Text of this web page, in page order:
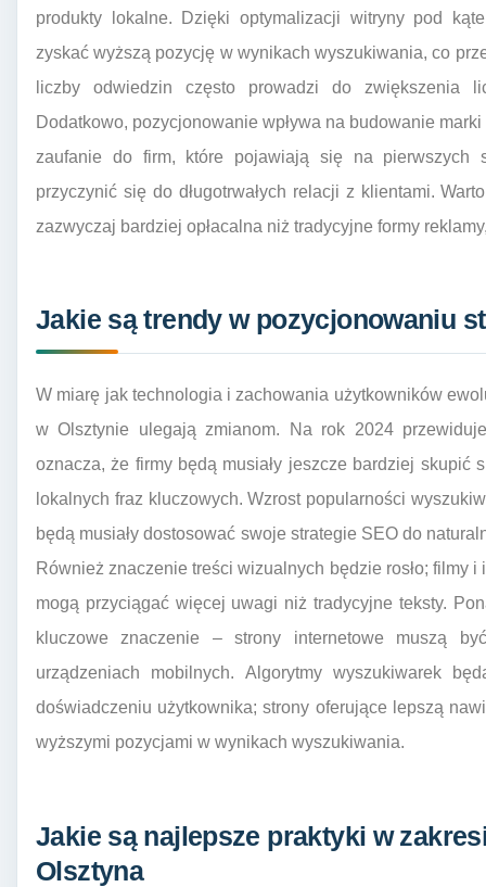
produkty lokalne. Dzięki optymalizacji witryny pod
zyskać wyższą pozycję w wynikach wyszukiwania, co
liczby odwiedzin często prowadzi do zwiększenia
Dodatkowo, pozycjonowanie wpływa na budowanie
zaufanie do firm, które pojawiają się na pierwszych
przyczynić się do długotrwałych relacji z klientami.
zazwyczaj bardziej opłacalna niż tradycyjne formy
Jakie są trendy w pozycjonowaniu
W miarę jak technologia i zachowania użytkowników
w Olsztynie ulegają zmianom. Na rok 2024
oznacza, że firmy będą musiały jeszcze bardziej skupić
lokalnych fraz kluczowych. Wzrost popularności
będą musiały dostosować swoje strategie SEO do
Również znaczenie treści wizualnych będzie rosło; filmy
mogą przyciągać więcej uwagi niż tradycyjne teksty.
kluczowe znaczenie – strony internetowe muszą
urządzeniach mobilnych. Algorytmy wyszukiwarek
doświadczeniu użytkownika; strony oferujące lepszą
wyższymi pozycjami w wynikach wyszukiwania.
Jakie są najlepsze praktyki w
Olsztyna